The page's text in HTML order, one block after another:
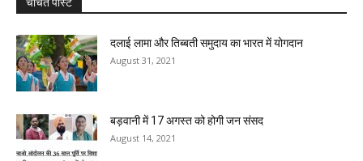
दलाई लामा और तिब्बती समुदाय का भारत में योगदान
August 31, 2021
बड़वानी में 17 अगस्त को होगी जन संसद
August 14, 2021